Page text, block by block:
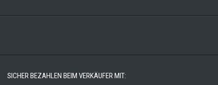
SICHER BEZAHLEN BEIM VERKÄUFER MIT: